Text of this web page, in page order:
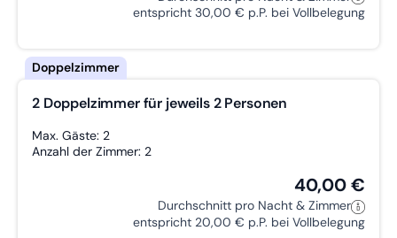
entspricht 30,00 € p.P. bei Vollbelegung
2 Doppelzimmer für jeweils 2 Personen
Max. Gäste: 2
Anzahl der Zimmer: 2
40,00 €
Durchschnitt pro Nacht & Zimmer
entspricht 20,00 € p.P. bei Vollbelegung